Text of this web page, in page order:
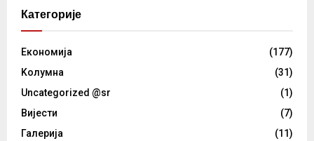
Категорије
Eкономија
(177)
Kолумнa
(31)
Uncategorized @sr
(1)
Вијести
(7)
Галерија
(11)